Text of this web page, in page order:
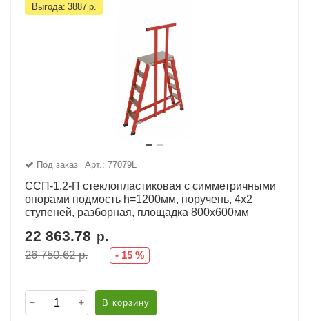
Выгода: 3887 р.
Под заказ Арт.: 77079L
ССП-1,2-П стеклопластиковая с симметричными
опорами подмость h=1200мм, поручень, 4х2
ступеней, разборная, площадка 800х600мм
22 863.78 р.
26 750.62р. - 15 %
В корзину